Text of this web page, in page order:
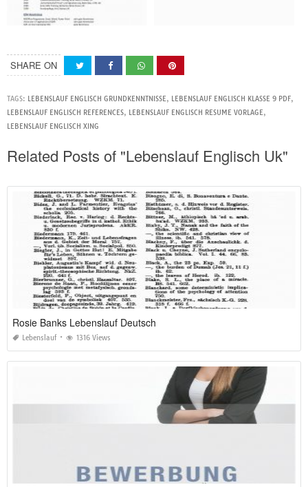
SHARE ON
TAGS: LEBENSLAUF ENGLISCH GRUNDKENNTNISSE, LEBENSLAUF ENGLISCH KLASSE 9 PDF,
LEBENSLAUF ENGLISCH REFERENCES, LEBENSLAUF ENGLISCH RESUME VORLAGE,
LEBENSLAUF ENGLISCH XING
Related Posts of "Lebenslauf Englisch Uk"
Rosie Banks Lebenslauf Deutsch
Lebenslauf 1316 Views